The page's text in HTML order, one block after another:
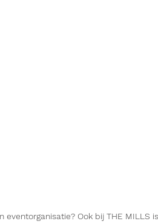
Ook bij THE MILLS